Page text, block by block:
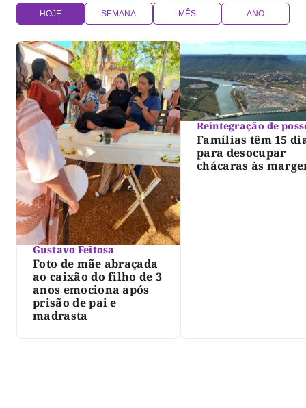
HOJE SEMANA MÊS ANO
Gustavo Feitosa
Foto de mãe abraçada
ao caixão do filho de 3
anos emociona após
prisão de pai e
madrasta
Reintegração de
Famílias têm 15
para desocupar
chácaras às